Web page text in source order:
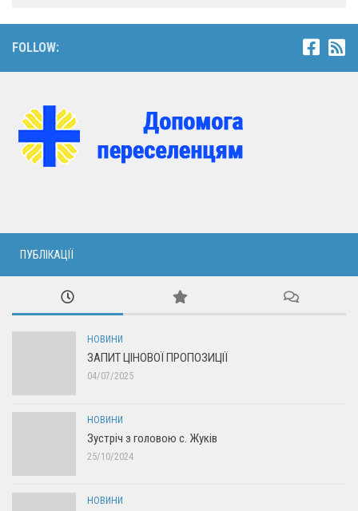
FOLLOW:
ПУБЛІКАЦІЇ
НОВИНИ
ЗАПИТ ЦІНОВОЇ ПРОПОЗИЦІЇ
04/07/2025
НОВИНИ
Зустріч з головою с. Жуків
25/10/2024
НОВИНИ